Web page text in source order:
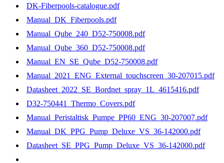
DK-Fiberpools-catalogue.pdf
Manual_DK_Fiberpools.pdf
Manual_Qube_240_D52-750008.pdf
Manual_Qube_360_D52-750008.pdf
Manual_EN_SE_Qube_D52-750008.pdf
Manual_2021_ENG_External_touchscreen_30-207015.pdf
Datasheet_2022_SE_Bordnet_spray_1L_4615416.pdf
D32-750441_Thermo_Covers.pdf
Manual_Peristaltisk_Pumpe_PP60_ENG_30-207007.pdf
Manual_DK_PPG_Pump_Deluxe_VS_36-142000.pdf
Datasheet_SE_PPG_Pump_Deluxe_VS_36-142000.pdf